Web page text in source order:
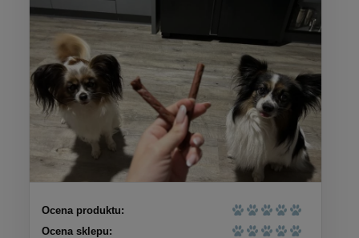
Ocena produktu:
Ocena sklepu: